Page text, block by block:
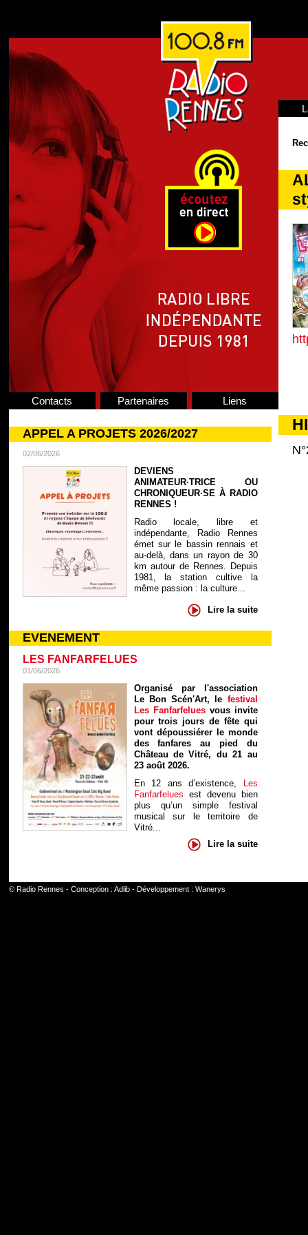
Contacts Partenaires Liens
APPEL A PROJETS 2026/2027
02/06/2026
DEVIENS
ANIMATEUR·TRICE OU
CHRONIQUEUR·SE À RADIO
RENNES !
Radio locale, libre et
indépendante, Radio Rennes
émet sur le bassin rennais et
au-delà, dans un rayon de 30
km autour de Rennes. Depuis
1981, la station cultive la
même passion : la culture...
Lire la suite
EVENEMENT
LES FANFARFELUES
01/06/2026
Organisé par l'association
Le Bon Scén'Art, le festival
Les Fanfarfelues vous invite
pour trois jours de fête qui
vont dépoussiérer le monde
des fanfares au pied du
Château de Vitré, du 21 au
23 août 2026.
En 12 ans d’existence, Les
Fanfarfelues est devenu bien
plus qu’un simple festival
musical sur le territoire de
Vitré...
Lire la suite
© Radio Rennes - Conception : Adlib- Développement : Wanerys